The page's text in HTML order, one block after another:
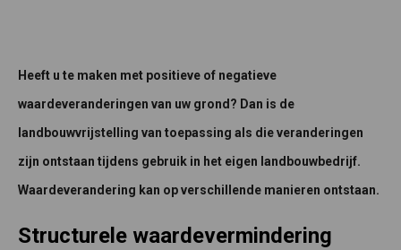
Heeft u te maken met positieve of negatieve
waardeveranderingen van uw grond? Dan is de
landbouwvrijstelling van toepassing als die veranderingen
zijn ontstaan tijdens gebruik in het eigen landbouwbedrijf.
Waardeverandering kan op verschillende manieren ontstaan.
Structurele waardevermindering